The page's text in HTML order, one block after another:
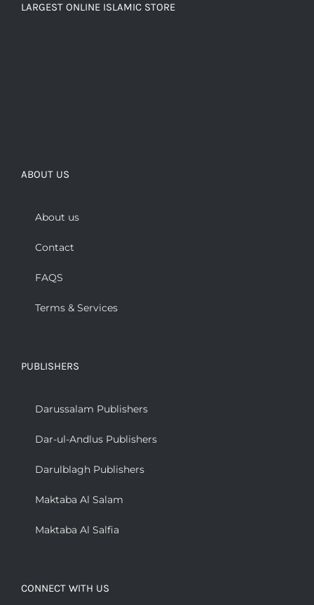
LARGEST ONLINE ISLAMIC STORE
ABOUT US
About us
Contact
FAQS
Terms & Services
PUBLISHERS
Darussalam Publishers
Dar-ul-Andlus Publishers
Darulblagh Publishers
Maktaba Al Salam
Maktaba Al Salfia
CONNECT WITH US